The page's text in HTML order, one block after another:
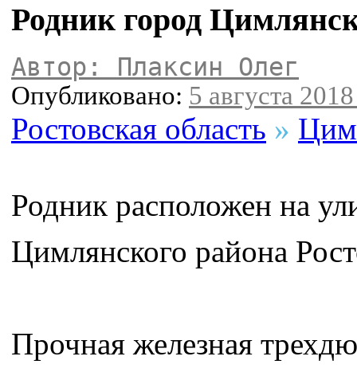
Родник город
Автор: Плаксин Олег
Опубликовано: 5 августа
Ростовская область »
Родник расположен на
Цимлянского района
Прочная железная